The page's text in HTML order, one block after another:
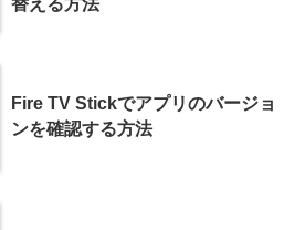
Fire TV Stickでアプリのバージョ
ンを確認する方法